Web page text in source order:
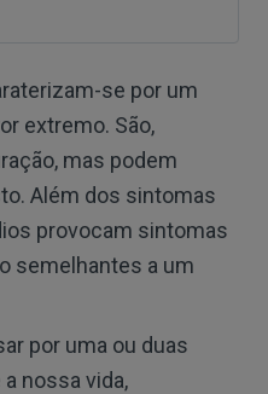
se por um
extremo. São,
mas podem
Além dos sintomas
provocam sintomas
semelhantes a um
por uma ou duas
nossa vida,